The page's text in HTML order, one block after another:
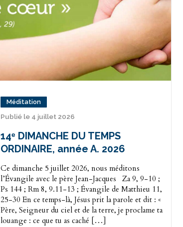
Méditation
Publié le 4 juillet 2026
14ᵉ DIMANCHE DU TEMPS
ORDINAIRE, année A. 2026
Ce dimanche 5 juillet 2026, nous méditons
l’Évangile avec le père Jean-Jacques Za 9, 9-10 ;
Ps 144 ; Rm 8, 9.11-13 ; Évangile de Matthieu 11,
25-30 En ce temps-là, Jésus prit la parole et dit : «
Père, Seigneur du ciel et de la terre, je proclame ta
louange : ce que tu as caché […]